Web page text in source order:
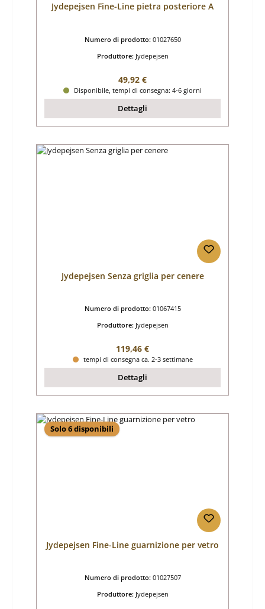
Jydepejsen Fine-Line pietra posteriore A
Numero di prodotto: 01027650
Produttore: Jydepejsen
Prezzo normale:
49,92 €
Disponibile, tempi di consegna: 4-6 giorni
Dettagli
Jydepejsen Senza griglia per cenere
Numero di prodotto: 01067415
Produttore: Jydepejsen
Prezzo normale:
119,46 €
tempi di consegna ca. 2-3 settimane
Dettagli
Solo 6 disponibili
Jydepejsen Fine-Line guarnizione per vetro
Numero di prodotto: 01027507
Produttore: Jydepejsen